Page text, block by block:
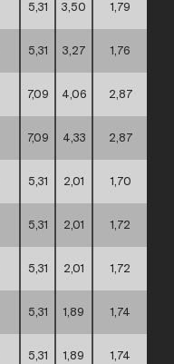
5,31 3,50 1,79
5,31 3,27 1,76
7,09 4,06 2,87
7,09 4,33 2,87
5,31 2,01 1,70
5,31 2,01 1,72
5,31 2,01 1,72
5,31 1,89 1,74
5,31 1,89 1,74